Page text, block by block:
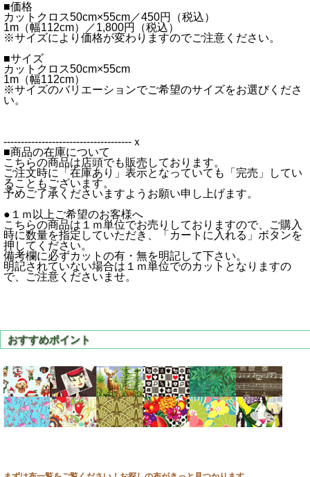
■価格
カットクロス50cm×55cm／450円（税込）
1m（幅112cm）／1,800円（税込）
※サイズにより価格が変わりますのでご注意ください。
■サイズ
カットクロス50cm×55cm
1m（幅112cm）
※サイズのバリエーションでご希望のサイズをお選びくださ
い。
-------------------------------------ｘ
■商品の在庫について
こちらの商品は店頭でも販売しております。
ご注文時に「在庫あり」表示となっていても「完売」してい
ることもございます。
予めご了承くださいますようお願い申し上げます。
●１ｍ以上ご希望のお客様へ
こちらの商品は１ｍ単位でお売りしておりますので、ご購入
時に数量を指定していただき、「カートに入れる」ボタンを
押してください。
備考欄に必ずカットの有・無を明記して下さい。
明記されていない場合は１ｍ単位でのカットとなりますの
で、ご注意くださいませ。